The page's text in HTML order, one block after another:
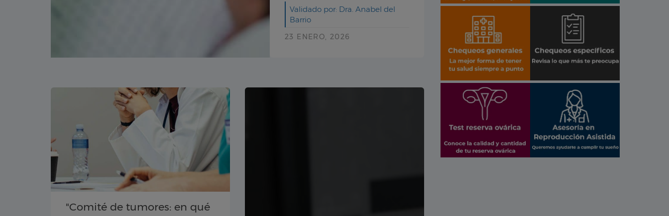
Validado por: Dra. Anabel del
Barrio
23 ENERO, 2026
"Comité de tumores: en qué